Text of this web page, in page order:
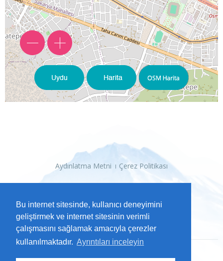
Bu internet sitesinde, kullanıcı deneyimini
geliştirmek ve internet sitesinin verimli
çalışmasını sağlamak amacıyla çerezler
kullanılmaktadır. Ayrıntıları inceleyin
Aydınlatma Metni Çerez Politikası